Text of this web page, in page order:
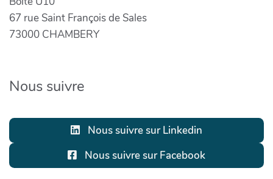
67 rue Saint François de Sales
73000 CHAMBERY
Nous suivre
Nous suivre sur Linkedin
Nous suivre sur Facebook